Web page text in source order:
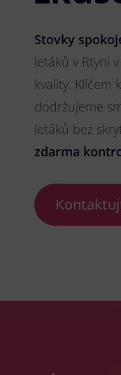
Stovky
letáků v Rtyni
kvality. Klíčem
dodržujeme
letáků bez
zdarma